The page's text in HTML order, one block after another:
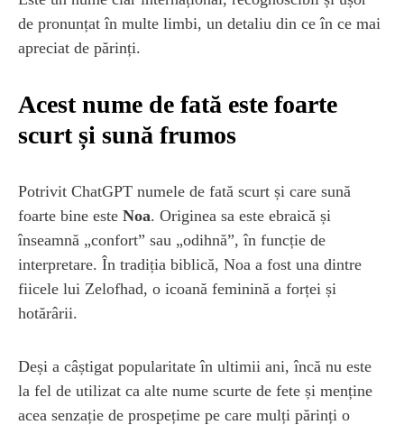
de pronunțat în multe limbi, un detaliu din ce în ce mai
apreciat de părinți.
Acest nume de fată este foarte
scurt și sună frumos
Potrivit ChatGPT numele de fată scurt și care sună
foarte bine este Noa. Originea sa este ebraică și
înseamnă „confort” sau „odihnă”, în funcție de
interpretare. În tradiția biblică, Noa a fost una dintre
fiicele lui Zelofhad, o icoană feminină a forței și
hotărârii.
Deși a câștigat popularitate în ultimii ani, încă nu este
la fel de utilizat ca alte nume scurte de fete și menține
acea senzație de prospețime pe care mulți părinți o